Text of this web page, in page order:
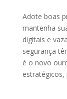
Adote boas
mantenha
digitais e
segurança
é o novo
estratégicos,